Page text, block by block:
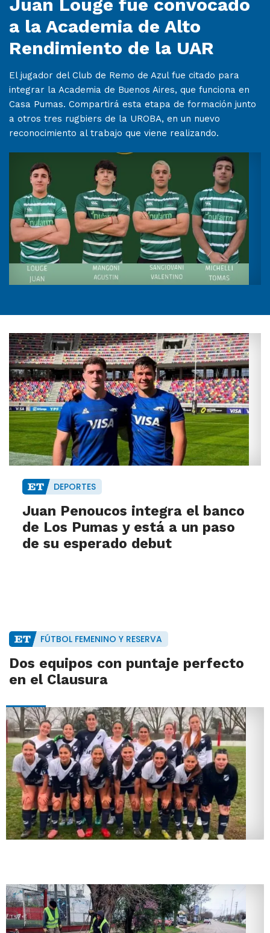
Juan Louge fue convocado
a la Academia de Alto
Rendimiento de la UAR
El jugador del Club de Remo de Azul fue citado para
integrar la Academia de Buenos Aires, que funciona en
Casa Pumas. Compartirá esta etapa de formación junto
a otros tres rugbiers de la UROBA, en un nuevo
reconocimiento al trabajo que viene realizando.
DEPORTES
Juan Penoucos integra el banco
de Los Pumas y está a un paso
de su esperado debut
FÚTBOL FEMENINO Y RESERVA
Dos equipos con puntaje perfecto
en el Clausura